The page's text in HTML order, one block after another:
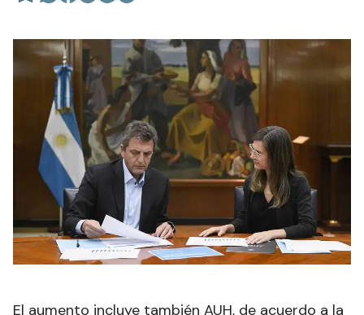
El aumento incluye también AUH, de acuerdo a la